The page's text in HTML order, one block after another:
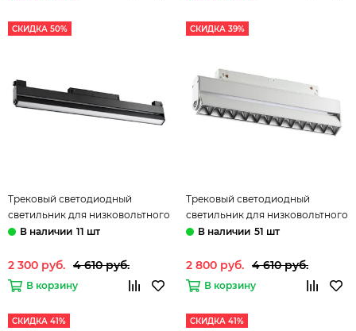
СКИДКА 50%
Трековый светодиодный
светильник для низковольтного
шинопровода 358541 черный
11 шт
2 300 руб. 4 610 руб.
В корзину
СКИДКА 39%
Трековый светодиодный
светильник для низковольтного
шинопровода 358542 белый
51 шт
2 800 руб. 4 610 руб.
В корзину
СКИДКА 41% СКИДКА 41%